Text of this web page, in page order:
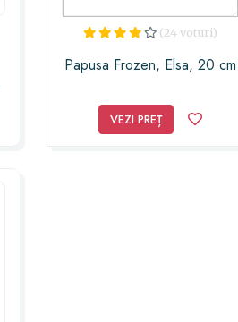
(24 voturi)
Papusa Frozen, Elsa, 20 cm
VEZI PREȚ